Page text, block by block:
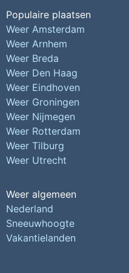
Populaire plaatsen
Weer Amsterdam
Weer Arnhem
Weer Breda
Weer Den Haag
Weer Eindhoven
Weer Groningen
Weer Nijmegen
Weer Rotterdam
Weer Tilburg
Weer Utrecht
Weer algemeen
Nederland
Sneeuwhoogte
Vakantielanden